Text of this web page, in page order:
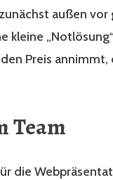
außen vor
kleine
Preis
Team
die